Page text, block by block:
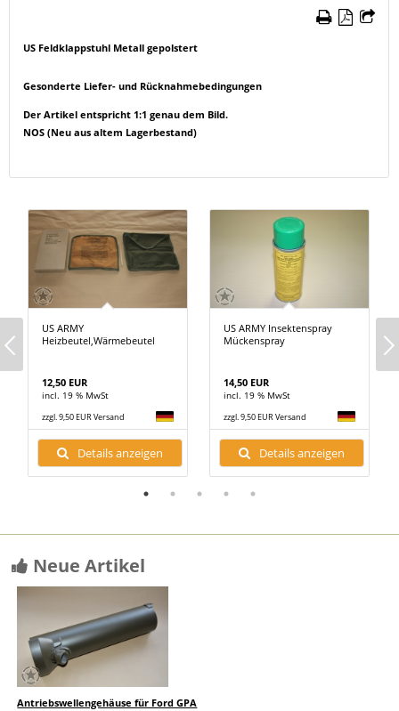
US Feldklappstuhl Metall gepolstert
Gesonderte Liefer- und Rücknahmebedingungen
Der Artikel entspricht 1:1 genau dem Bild.
NOS (Neu aus altem Lagerbestand)
US ARMY
Heizbeutel,Wärmebeutel
12,50 EUR
incl. 19 % MwSt
zzgl. 9,50 EUR Versand
Details anzeigen
US ARMY Insektenspray
Mückenspray
14,50 EUR
incl. 19 % MwSt
zzgl. 9,50 EUR Versand
Details anzeigen
Neue Artikel
Antriebswellengehäuse für Ford GPA